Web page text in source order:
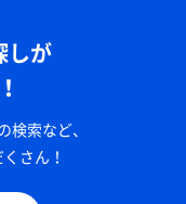
しが
索など、
さん！